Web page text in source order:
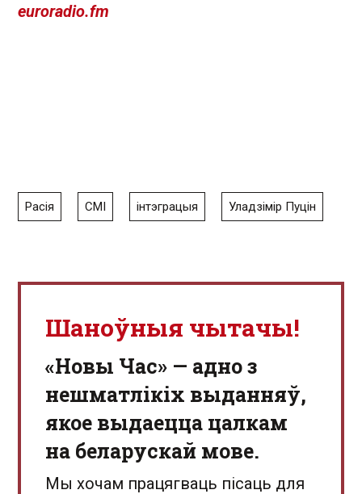
euroradio.fm
Расія СМІ інтэграцыя Уладзімір Пуцін
Шаноўныя чытачы!
«Новы Час» — адно з
нешматлікіх выданняў,
якое выдаецца цалкам
на беларускай мове.
Мы хочам працягваць пісаць для